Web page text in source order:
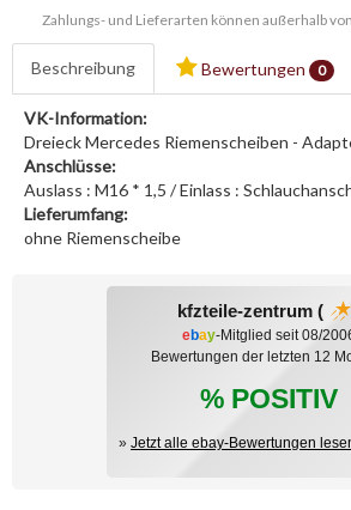
Zahlungs- und Lieferarten können außerhalb
Beschreibung Bewertungen 0
VK-Information:
Dreieck Mercedes Riemenscheiben -
Anschlüsse:
Auslass : M16 * 1,5 / Einlass :
Lieferumfang:
ohne Riemenscheibe
kfzteile-zentrum (
ebay-Mitglied seit 08/
Bewertungen der letzten 12
% POSITIV
» Jetzt alle ebay-Bewertungen